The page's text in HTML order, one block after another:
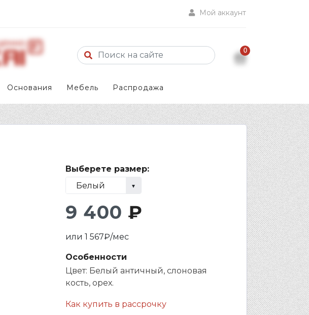
Мой аккаунт
0
Основания Мебель Распродажа
Выберете размер:
9 400 ₽
или1 567₽/мес
Особенности
Цвет: Белый античный, слоновая
кость, орех.
Как купить в рассрочку